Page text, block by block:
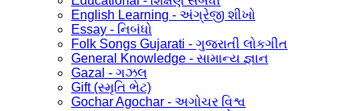
English Learning - અંગ્રેજી શીખો
Essay - નિબંધો
Folk Songs Gujarati - ગુજરાતી લોકગીત
General Knowledge - સામાન્ય જ્ઞાન
Gazal - ગઝલ
Gift (સ્મૃતિ ભેટ)
Gochar Agochar - અગોચર વિશ્વ